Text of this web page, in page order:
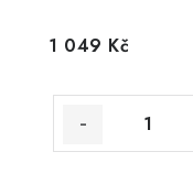
1 049 Kč